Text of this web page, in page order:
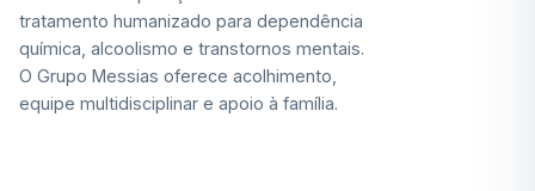
tratamento humanizado para dependência
química, alcoolismo e transtornos mentais.
O Grupo Messias oferece acolhimento,
equipe multidisciplinar e apoio à família.